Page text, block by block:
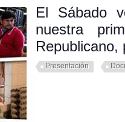
El Sábado
nuestra
Presentación